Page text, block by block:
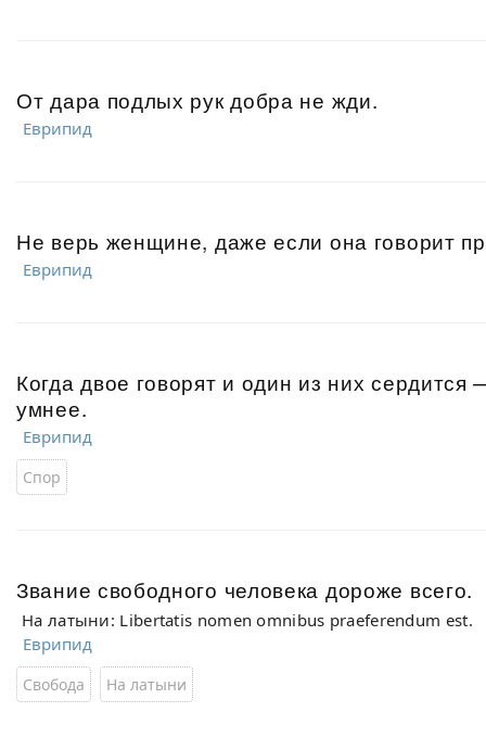
От дара подлых рук добра не жди.
Еврипид
Не верь женщине, даже если она говорит
Еврипид
Когда двое говорят и один из них сердится
умнее.
Еврипид
Спор
Звание свободного человека дороже всего.
На латыни: Libertatis nomen omnibus praeferendum est.
Еврипид
Свобода На латыни